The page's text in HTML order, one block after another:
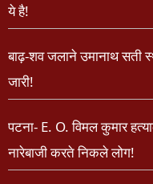
ये है!
बाढ़-शव जलाने उमानाथ सती
जारी!
पटना- E. O. विमल कुमार
नारेबाजी करते निकले लोग!